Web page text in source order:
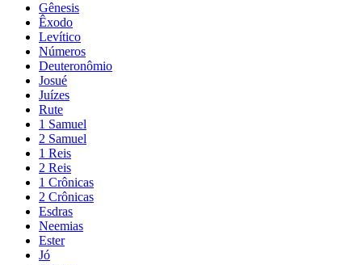
Gênesis
Êxodo
Levítico
Números
Deuteronômio
Josué
Juízes
Rute
1 Samuel
2 Samuel
1 Reis
2 Reis
1 Crônicas
2 Crônicas
Esdras
Neemias
Ester
Jó